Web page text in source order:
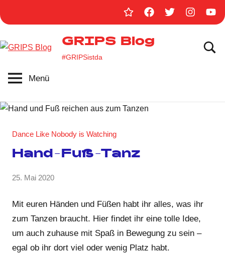
Inhalt
Homepage
GRIPS
Facebook
Twitter
GRIPS Blog
#GRIPSistda
Menü
Dance Like Nobody is Watching
Hand-Fuß-Tanz
von
Team
25. Mai 2020
Mit euren Händen und Füßen habt ihr alles, was ihr
zum Tanzen braucht. Hier findet ihr eine tolle Idee,
um auch zuhause mit Spaß in Bewegung zu sein –
egal ob ihr dort viel oder wenig Platz habt.